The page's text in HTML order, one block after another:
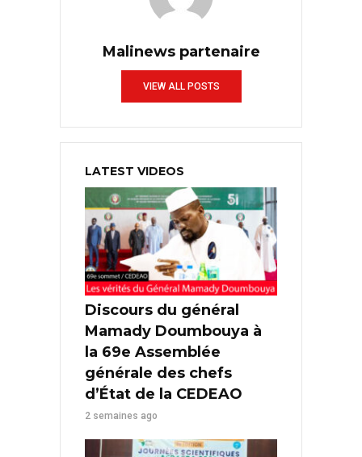
Malinews partenaire
VIEW ALL POSTS
LATEST VIDEOS
Discours du général
Mamady Doumbouya à
la 69e Assemblée
générale des chefs
d’État de la CEDEAO
2 semaines ago